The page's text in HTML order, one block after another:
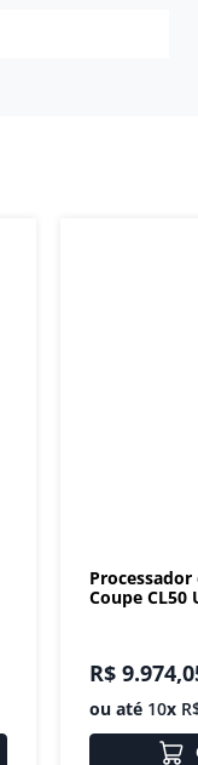
Coupe CL50
R$ 9.974,
ou até 10x